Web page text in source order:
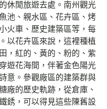
休閒旅遊去處。南州觀光
池、親水區、花卉區、烤
火車、歷史建築區等，每
以花卉區來說，這裡種植
，紅的、黃的、粉的、紫
遊花海間，伴著金色陽光
意。參觀廠區的建築群與
廠的歷史軌跡，從倉庫、
銹，可以得見這些陳舊設